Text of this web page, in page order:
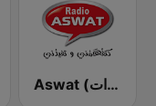
Aswat (أصوات)